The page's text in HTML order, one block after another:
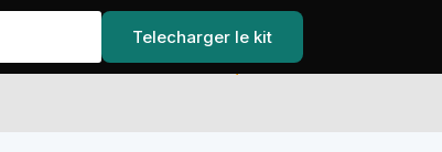
Telecharger le kit